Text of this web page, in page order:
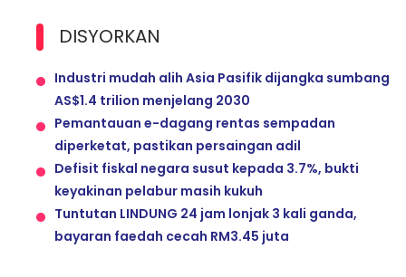
DISYORKAN
Industri mudah alih Asia Pasifik dijangka sumbang
AS$1.4 trilion menjelang 2030
Pemantauan e-dagang rentas sempadan
diperketat, pastikan persaingan adil
Defisit fiskal negara susut kepada 3.7%, bukti
keyakinan pelabur masih kukuh
Tuntutan LINDUNG 24 jam lonjak 3 kali ganda,
bayaran faedah cecah RM3.45 juta